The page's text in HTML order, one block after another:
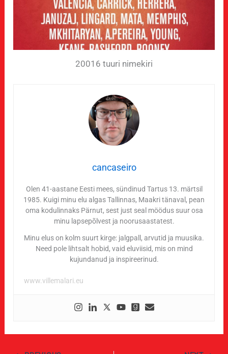
20016 tuuri nimekiri
cancaseiro
Olen 41-aastane Eesti mees, sündinud Tartus 13. märtsil
1985. Kuigi minu elu algas Tallinnas, Maakri tänaval, pean
oma kodulinnaks Pärnut, sest just seal möödus suur osa
minu lapsepõlvest ja noorusaastatest.
Minu elus on kolm suurt kirge: jalgpall, arvutid ja muusika.
Need pole lihtsalt hobid, vaid eluviisid, mis on mind
kujundanud ja inspireerinud.
www.villemalari.eu